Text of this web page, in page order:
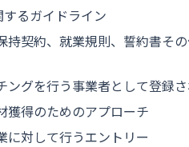
るガイドライン
持契約、就業規則、誓約書そ
ングを行う事業者として登録
獲得のためのアプローチ
に対して行うエントリー